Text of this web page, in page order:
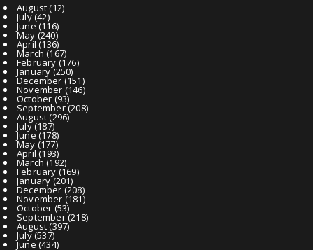
August(12)
July(42)
June(116)
May (240)
April (136)
March (167)
February (176)
January(250)
December (151)
November (146)
October (93)
September(208)
August(296)
July(187)
June(178)
May (177)
April (193)
March (192)
February (169)
January(201)
December (208)
November (181)
October (53)
September(218)
August(397)
July(537)
June(434)